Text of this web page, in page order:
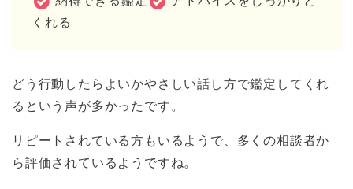
くれる
どう行動したらよいかやさしい話し方で鑑定してくれ
るという声が多かったです。
リピートされている方もいるようで、多くの相談者か
ら評価されているようですね。